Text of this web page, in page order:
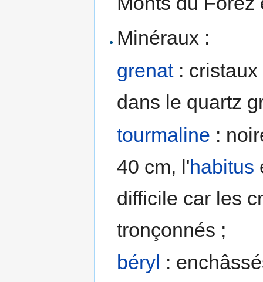
Minéraux :
grenat: cristaux
dans le quartz
tourmaline :
40 cm, l'habitus
difficile car les
tronçonnés ;
béryl :